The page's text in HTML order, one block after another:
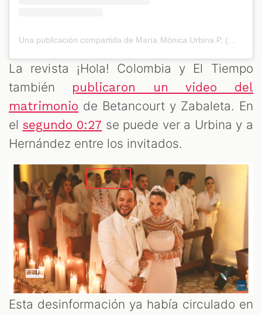
La revista ¡Hola! Colombia y El Tiempo
también
publicaron un video del
matrimonio de Betancourt y Zabaleta. En
el segundo 0:27 se puede ver a Urbina y a
Hernández entre los invitados.
Esta desinformación ya había circulado en